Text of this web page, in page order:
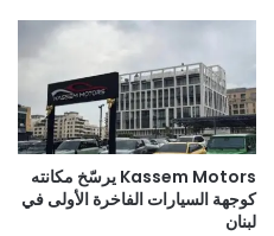
Kassem Motors يرسّخ مكانته
كوجهة السيارات الفاخرة الأولى في
لبنان